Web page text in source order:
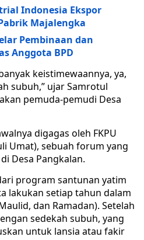
Indonesia Ekspor
Majalengka
Pembinaan dan
Anggota BPD
keistimewaannya, ya,
subuh,” ujar Samrotul
pemuda-pemudi Desa
digagas oleh FKPU
Umat), sebuah forum yang
Desa Pangkalan.
program santunan yatim
lakukan setiap tahun dalam
dan Ramadan). Setelah
sedekah subuh, yang
untuk lansia atau fakir